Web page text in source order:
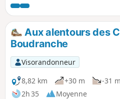
industriels.
Aux alentours des
Boudranche
Visorandonneur
8,82 km
+30 m
-31 m
2h 35
Moyenne